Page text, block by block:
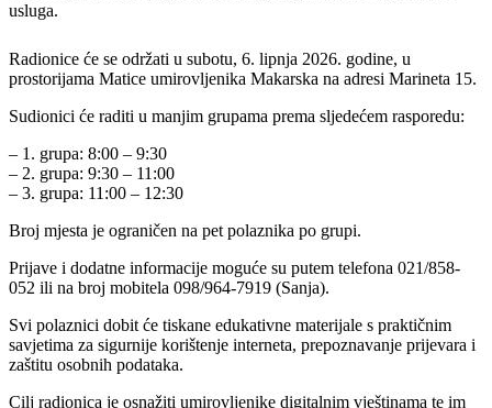
usluga.
Radionice će se održati u subotu, 6. lipnja 2026. godine, u
prostorijama Matice umirovljenika Makarska na adresi Marineta 15.
Sudionici će raditi u manjim grupama prema sljedećem rasporedu:
– 1. grupa: 8:00 – 9:30
– 2. grupa: 9:30 – 11:00
– 3. grupa: 11:00 – 12:30
Broj mjesta je ograničen na pet polaznika po grupi.
Prijave i dodatne informacije moguće su putem telefona 021/858-
052 ili na broj mobitela 098/964-7919 (Sanja).
Svi polaznici dobit će tiskane edukativne materijale s praktičnim
savjetima za sigurnije korištenje interneta, prepoznavanje prijevara i
zaštitu osobnih podataka.
Cilj radionica je osnažiti umirovljenike digitalnim vještinama te im